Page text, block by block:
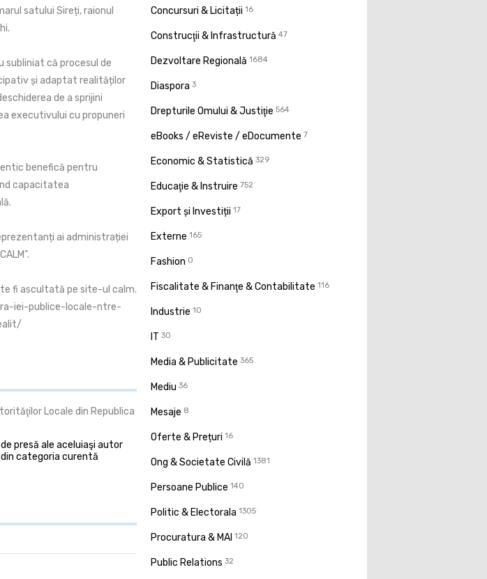
satului Sireți, raionul
subliniat că procesul de
și adaptat realităților
de a sprijini
executivului cu propuneri
benefică pentru
capacitatea
ai administrației
fi ascultată pe site-ul calm.
iei-publice-locale-ntre-
Locale din Republica
presă ale aceluiaşi autor
categoria curentă
Concursuri & Licitații 16
Construcţii & Infrastructură 47
Dezvoltare Regională 1684
Diaspora 3
Drepturile Omului & Justiţie 564
eBooks / eReviste / eDocumente 7
Economic & Statistică 329
Educaţie & Instruire 752
Export și Investiții 17
Externe 165
Fashion 0
Fiscalitate & Finanţe & Contabilitate 116
Industrie 10
IT 30
Media & Publicitate 365
Mediu 36
Mesaje 8
Oferte & Prețuri 16
Ong & Societate Civilă 1381
Persoane Publice 140
Politic & Electorala 1305
Procuratura & MAI 120
Public Relations 32